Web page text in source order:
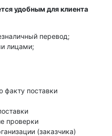
удобным для клиента
перевод;
лицами;
факту поставки
проверки
(заказчика)